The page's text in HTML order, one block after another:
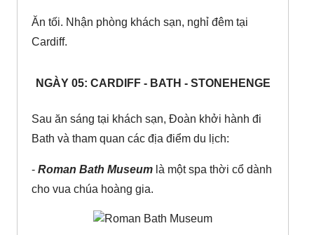
Ăn tối. Nhận phòng khách sạn, nghỉ đêm tại
Cardiff.
NGÀY 05: CARDIFF - BATH - STONEHENGE
Sau ăn sáng tại khách sạn, Đoàn khởi hành đi
Bath và tham quan các địa điểm du lịch:
- Roman Bath Museum là một spa thời cổ dành
cho vua chúa hoàng gia.